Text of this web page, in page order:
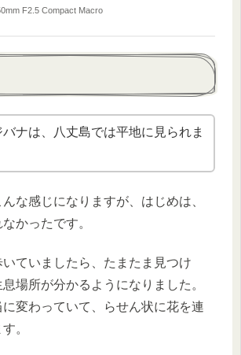
F2.5 Compact Macro
バナは、八丈島では平地に見られま
な感じになりますが、はじめは、
かったです。
ていましたら、たまたま見つけ
場所が分かるようになりました。
変わっていて、らせん状に花を連
。